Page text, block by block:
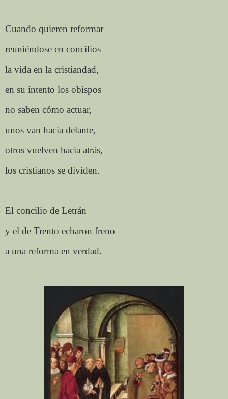
Cuando quieren reformar
reuniéndose en concilios
la vida en la cristiandad,
en su intento los obispos
no saben cómo actuar,
unos van hacia delante,
otros vuelven hacia atrás,
los cristianos se dividen.
El concilio de Letrán
y el de Trento echaron freno
a una reforma en verdad.